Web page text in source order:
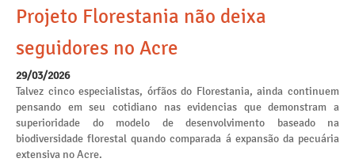
Projeto Florestania não deixa
seguidores no Acre
29/03/2026
Talvez cinco especialistas, órfãos do Florestania, ainda continuem
pensando em seu cotidiano nas evidencias que demonstram a
superioridade do modelo de desenvolvimento baseado na
biodiversidade florestal quando comparada á expansão da pecuária
extensiva no Acre.